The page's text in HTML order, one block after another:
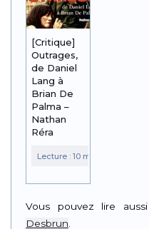
[Critique]
Outrages,
de Daniel
Lang à
Brian De
Palma –
Nathan
Réra
Vous pouvez lire
Desbrun